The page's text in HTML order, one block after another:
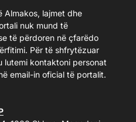
Almakos, lajmet dhe
nuk mund të
të përdoren në çfarëdo
Për të shfrytëzuar
lutemi kontaktoni personat
email-in oficial të portalit.